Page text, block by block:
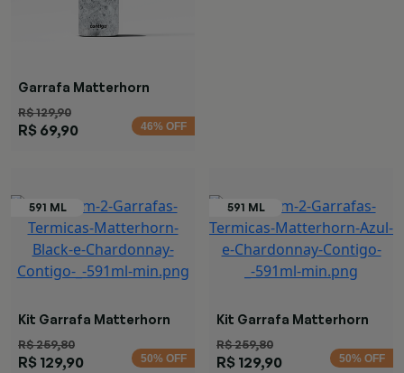
Garrafa Matterhorn
R$ 129,90
R$ 69,90 46% OFF
Kit Garrafa Matterhorn
R$ 259,80
R$ 129,90 50% OFF
Kit Garrafa Matterhorn
R$ 259,80
R$ 129,90 50% OFF